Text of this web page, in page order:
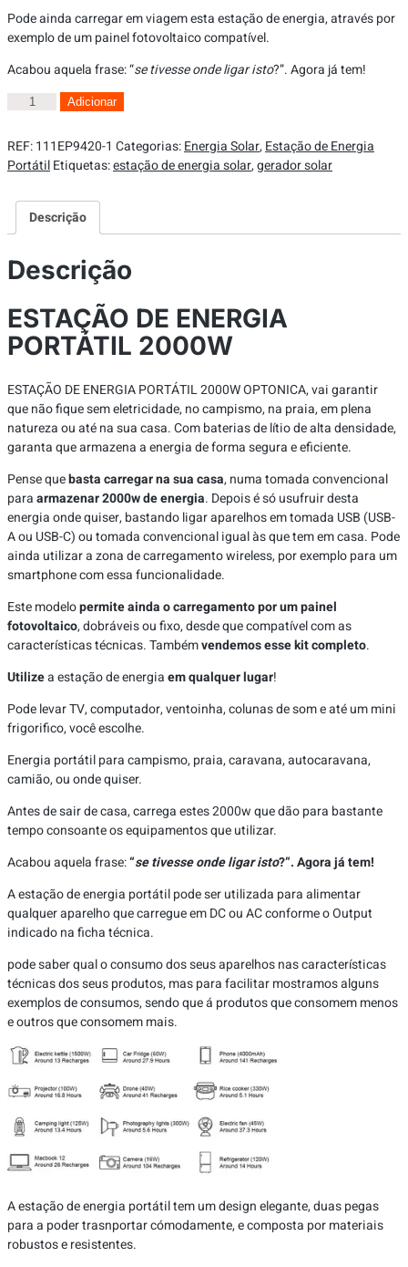
Pode ainda carregar em viagem esta estação de energia, através por
exemplo de um painel fotovoltaico compatível.
Acabou aquela frase: “se tivesse onde ligar isto?”. Agora já tem!
Adicionar
REF:111EP9420-1 Categorias:Energia Solar,Estação de Energia
PortátilEtiquetas:estação de energia solar,gerador solar
Descrição
Descrição
ESTAÇÃO DE ENERGIA
PORTÁTIL 2000W
ESTAÇÃO DE ENERGIA PORTÁTIL 2000W OPTONICA, vai garantir
que não fique sem eletricidade, no campismo, na praia, em plena
natureza ou até na sua casa. Com baterias de lítio de alta densidade,
garanta que armazena a energia de forma segura e eficiente.
Pense quebasta carregar na sua casa, numa tomada convencional
paraarmazenar 2000w de energia. Depois é só usufruir desta
energia onde quiser, bastando ligar aparelhos em tomada USB (USB-
A ou USB-C) ou tomada convencional igual às que tem em casa. Pode
ainda utilizar a zona de carregamento wireless, por exemplo para um
smartphone com essa funcionalidade.
Este modelopermite ainda o carregamento por um painel
fotovoltaico, dobráveis ou fixo, desde que compatível com as
características técnicas. Tambémvendemos esse kit completo.
Utilizea estação de energiaem qualquer lugar!
Pode levar TV, computador, ventoinha, colunas de som e até um mini
frigorifico, você escolhe.
Energia portátil para campismo, praia, caravana, autocaravana,
camião, ou onde quiser.
Antes de sair de casa, carrega estes 2000w que dão para bastante
tempo consoante os equipamentos que utilizar.
Acabou aquela frase:“se tivesse onde ligar isto?”. Agora já tem!
A estação de energia portátil pode ser utilizada para alimentar
qualquer aparelho que carregue em DC ou AC conforme o Output
indicado na ficha técnica.
pode saber qual o consumo dos seus aparelhos nas características
técnicas dos seus produtos, mas para facilitar mostramos alguns
exemplos de consumos, sendo que á produtos que consomem menos
e outros que consomem mais.
A estação de energia portátil tem um design elegante, duas pegas
para a poder trasnportar cómodamente, e composta por materiais
robustos e resistentes.